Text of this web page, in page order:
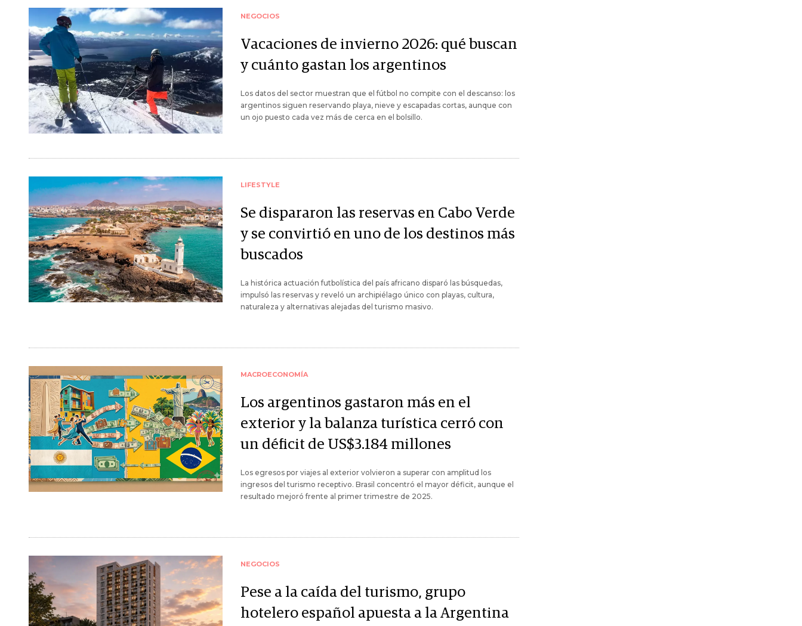
NEGOCIOS
Vacaciones de invierno 2026: qué buscan
y cuánto gastan los argentinos
Los datos del sector muestran que el fútbol no compite con el descanso: los
argentinos siguen reservando playa, nieve y escapadas cortas, aunque con
un ojo puesto cada vez más de cerca en el bolsillo.
LIFESTYLE
Se dispararon las reservas en Cabo Verde
y se convirtió en uno de los destinos más
buscados
La histórica actuación futbolística del país africano disparó las búsquedas,
impulsó las reservas y reveló un archipiélago único con playas, cultura,
naturaleza y alternativas alejadas del turismo masivo.
MACROECONOMÍA
Los argentinos gastaron más en el
exterior y la balanza turística cerró con
un déficit de US$3.184 millones
Los egresos por viajes al exterior volvieron a superar con amplitud los
ingresos del turismo receptivo. Brasil concentró el mayor déficit, aunque el
resultado mejoró frente al primer trimestre de 2025.
NEGOCIOS
Pese a la caída del turismo, grupo
hotelero español apuesta a la Argentina